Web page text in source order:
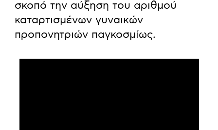
σκοπό την αύξηση του αριθμού
καταρτισμένων γυναικών
προπονητριών παγκοσμίως.